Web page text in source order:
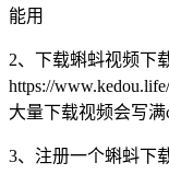
能用
2、下载蝌蚪视频下
https://
大量下载视频会写满
3、注册一个蝌蚪下